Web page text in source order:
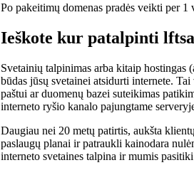
Po pakeitimų domenas pradės veikti per 1
Ieškote kur patalpinti
Svetainių talpinimas arba kitaip hostingas
būdas jūsų svetainei atsidurti internete.
paštui ar duomenų bazei suteikimas
interneto ryšio kanalo pajungtame
Daugiau nei 20 metų patirtis, aukšta
paslaugų planai ir patraukli kainodara
interneto svetaines talpina ir mumis